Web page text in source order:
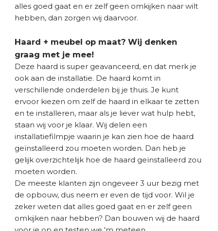
alles goed gaat en er zelf geen omkijken naar wilt
hebben, dan zorgen wij daarvoor.
Haard + meubel op maat? Wij denken
graag met je mee!
Deze haard is super geavanceerd, en dat merk je
ook aan de installatie. De haard komt in
verschillende onderdelen bij je thuis. Je kunt
ervoor kiezen om zelf de haard in elkaar te zetten
en te installeren, maar als je liever wat hulp hebt,
staan wij voor je klaar. Wij delen een
installatiefilmpje waarin je kan zien hoe de haard
geïnstalleerd zou moeten worden. Dan heb je
gelijk overzichtelijk hoe de haard geïnstalleerd zou
moeten worden.
De meeste klanten zijn ongeveer 3 uur bezig met
de opbouw, dus neem er even de tijd voor. Wil je
zeker weten dat alles goed gaat en er zelf geen
omkijken naar hebben? Dan bouwen wij de haard